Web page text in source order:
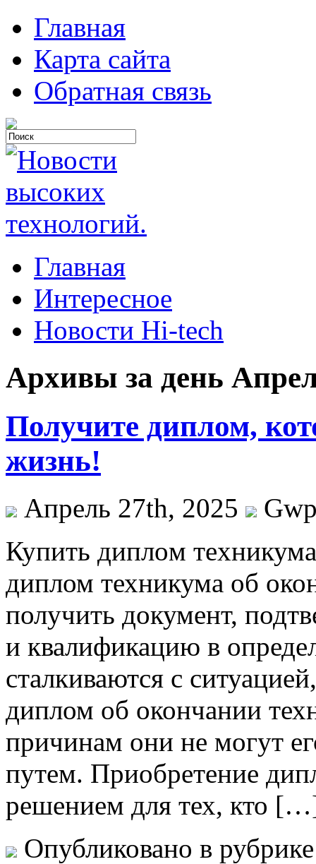
Главная
Карта сайта
Обратная связь
Главная
Интересное
Новости Hi-tech
Архивы за день
Получите диплом,
жизнь!
Апрель 27th, 2025
Купить диплoм
диплом техникума об
получить документ,
и квалификацию в
сталкиваются с
диплом об окончании
причинам они не могут
путем. Приобретение
решением для тех, кто
Опубликовано в